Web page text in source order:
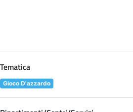
Tematica
Gioco D'azzardo